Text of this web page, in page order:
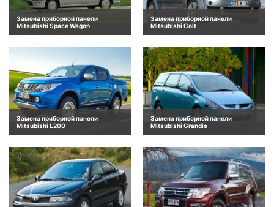
Замена приборной панели
Mitsubishi Space Wagon
Замена приборной панели
Mitsubishi Colt
Замена приборной панели
Mitsubishi L200
Замена приборной панели
Mitsubishi Grandis